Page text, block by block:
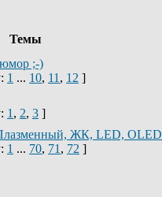
Темы
;-)
1 ... 10, 11 , 12 ]
1 , 2, 3 ]
ЖК, LED, OLED
1 ... 70, 71 , 72 ]